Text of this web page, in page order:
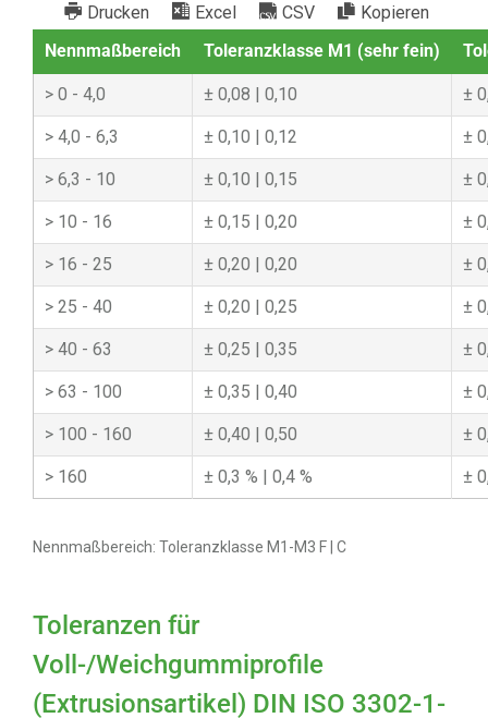
Drucken Excel CSV
Kopieren
Nennmaßbereich
Toleranzklasse M1 (sehr fein)
0 - 4,0 0,08 | 0,10
4,0 - 6,3 0,10 | 0,12
6,3 - 10 0,10 | 0,15
10 - 16 0,15 | 0,20
16 - 25 0,20 | 0,20
25 - 40 0,20 | 0,25
40 - 63 0,25 | 0,35
63 - 100 0,35 | 0,40
100 - 160 0,40 | 0,50
160 0,3 % | 0,4 %
Nennmaßbereich: Toleranzklasse M1-M3 F | C
Toleranzen für
Voll-/Weichgummiprofile
(Extrusionsartikel) DIN ISO 3302-1-